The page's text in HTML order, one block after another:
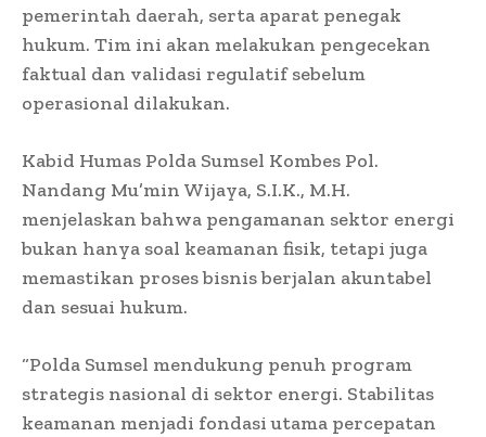
pemerintah daerah, serta aparat penegak
hukum. Tim ini akan melakukan pengecekan
faktual dan validasi regulatif sebelum
operasional dilakukan.
Kabid Humas Polda Sumsel Kombes Pol.
Nandang Mu’min Wijaya, S.I.K., M.H.
menjelaskan bahwa pengamanan sektor energi
bukan hanya soal keamanan fisik, tetapi juga
memastikan proses bisnis berjalan akuntabel
dan sesuai hukum.
“Polda Sumsel mendukung penuh program
strategis nasional di sektor energi. Stabilitas
keamanan menjadi fondasi utama percepatan